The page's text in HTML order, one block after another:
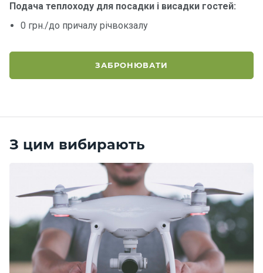
Подача теплоходу для посадки і висадки гостей:
0 грн./до причалу річвокзалу
ЗАБРОНЮВАТИ
З цим вибирають